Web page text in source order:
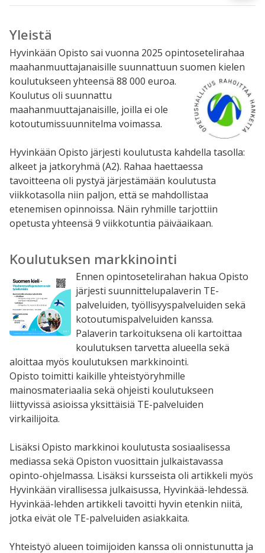
Yleistä
Hyvinkään Opisto sai vuonna 2025 opintosetelirahaa
maahanmuuttajanaisille suunnattuun suomen kielen
koulutukseen yhteensä 88 000 euroa.
Koulutus oli suunnattu
maahanmuuttajanaisille, joilla ei ole
kotoutumissuunnitelma voimassa.
Hyvinkään Opisto järjesti koulutusta kahdella tasolla:
alkeet ja jatkoryhmä (A2). Rahaa haettaessa
tavoitteena oli pystyä järjestämään koulutusta
viikkotasolla niin paljon, että se mahdollistaa
etenemisen opinnoissa. Näin ryhmille tarjottiin
opetusta yhteensä 9 viikkotuntia päiväaikaan.
Koulutuksen markkinointi
Ennen opintosetelirahan hakua Opisto
järjesti suunnittelupalaverin TE-
palveluiden, työllisyyspalveluiden sekä
kotoutumispalveluiden kanssa.
Palaverin tarkoituksena oli kartoittaa
koulutuksen tarvetta alueella sekä
aloittaa myös koulutuksen markkinointi.
Opisto toimitti kaikille yhteistyöryhmille
mainosmateriaalia sekä ohjeisti koulutukseen
liittyvissä asioissa yksittäisiä TE-palveluiden
virkailijoita.
Lisäksi Opisto markkinoi koulutusta sosiaalisessa
mediassa sekä Opiston vuosittain julkaistavassa
opinto-ohjelmassa. Lisäksi kursseista oli artikkeli myös
Hyvinkään virallisessa julkaisussa, Hyvinkää-lehdessä.
Hyvinkää-lehden artikkeli tavoitti hyvin etenkin niitä,
jotka eivät ole TE-palveluiden asiakkaita.
Yhteistyö alueen toimijoiden kanssa oli onnistunutta ja